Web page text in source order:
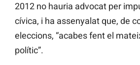
2012 no hauria advocat per
cívica, i ha assenyalat que, de
eleccions, “acabes fent el
polític”.